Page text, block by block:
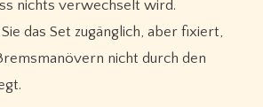
nichts verwechselt wird.
das Set zugänglich, aber fixiert,
nicht durch den